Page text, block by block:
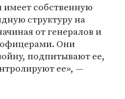
имеет собственную
структуру на
от генералов и
Они
подпитывают ее,
ее», —